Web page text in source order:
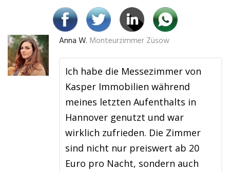
Anna W. Monteurzimmer Züsow
Ich habe die Messezimmer von
Kasper Immobilien während
meines letzten Aufenthalts in
Hannover genutzt und war
wirklich zufrieden. Die Zimmer
sind nicht nur preiswert ab 20
Euro pro Nacht, sondern auch